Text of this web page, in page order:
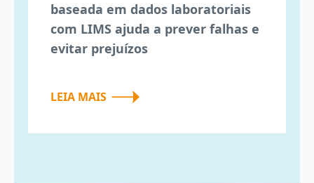
baseada em dados laboratoriais
com LIMS ajuda a prever falhas e
evitar prejuízos
LEIA MAIS